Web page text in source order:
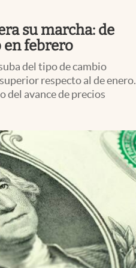
Uruguay
su marcha: de
en febrero
del tipo de cambio
respecto al de enero.
del avance de precios